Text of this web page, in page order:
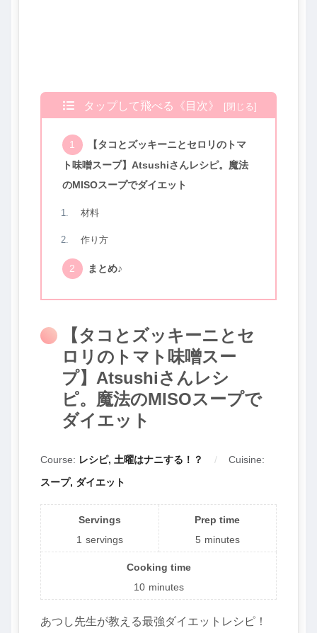
タップして飛べる《目次》
【タコとズッキーニとセロリのトマ
ト味噌スープ】Atsushiさんレシピ。魔法
のMISOスープでダイエット
材料
作り方
まとめ♪
【タコとズッキーニとセ
ロリのトマト味噌スー
プ】Atsushiさんレシ
ピ。魔法のMISOスープで
ダイエット
Course: レシピ, 土曜はナニする！？
Cuisine:
スープ, ダイエット
Servings
1 servings
Prep time
5 minutes
Cooking time
10 minutes
あつし先生が教える最強ダイエットレシピ！